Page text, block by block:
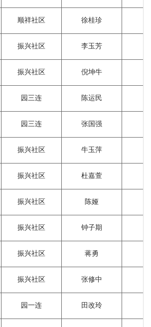
顺祥社区 徐桂珍
振兴社区 李玉芳
振兴社区 倪坤牛
园三连 陈运民
园三连 张国强
振兴社区 牛玉萍
振兴社区 杜嘉萱
振兴社区 陈娅
振兴社区 钟子期
振兴社区 蒋勇
振兴社区 张修中
园一连 田改玲